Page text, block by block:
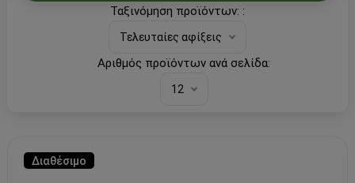
Ταξινόμηση προϊόντων: :
Τελευταίες αφίξεις
Αριθμός προϊόντων ανά σελίδα:
12
Διαθέσιμο